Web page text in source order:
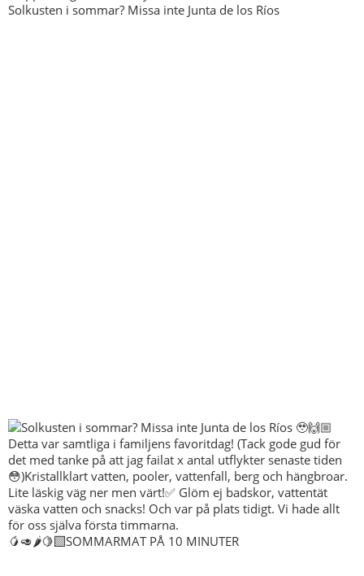
Solkusten i sommar? Missa inte Junta de los Ríos
🥭🥑🌶️🍋‍🟩SOMMARMAT PÅ 10 MINUTER